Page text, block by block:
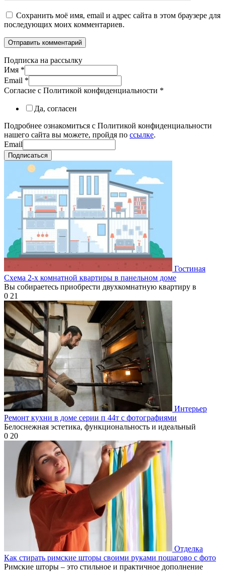
Сохранить моё имя, email и адрес сайта в этом браузере для
последующих моих комментариев.
Подписка на рассылку
Имя *
Email *
Согласие с Политикой конфиденциальности *
Да, согласен
Подробнее ознакомиться с Политикой конфиденциальности
нашего сайта вы можете, пройдя по ссылке.
Email
Подписаться
Гостиная
Схема 2-х комнатной квартиры в панельном доме
Вы собираетесь приобрести двухкомнатную квартиру в
0 21
Интерьер
Ремонт кухни в доме серии п 44т с фотографиями
Белоснежная эстетика, функциональность и идеальный
0 20
Отделка
Как стирать римские шторы своими руками пошагово с фото
Римские шторы – это стильное и практичное дополнение